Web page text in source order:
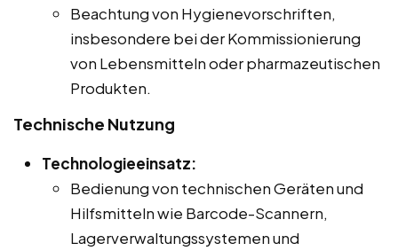
Beachtung von Hygienevorschriften,
insbesondere bei der Kommissionierung
von Lebensmitteln oder pharmazeutischen
Produkten.
Technische Nutzung
Technologieeinsatz:
Bedienung von technischen Geräten und
Hilfsmitteln wie Barcode-Scannern,
Lagerverwaltungssystemen und